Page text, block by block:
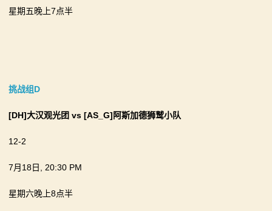
星期五晚上7点半
挑战组D
[DH]大汉观光团 vs [AS_G]阿斯加德狮鹫小队
12-2
7月18日, 20:30 PM
星期六晚上8点半